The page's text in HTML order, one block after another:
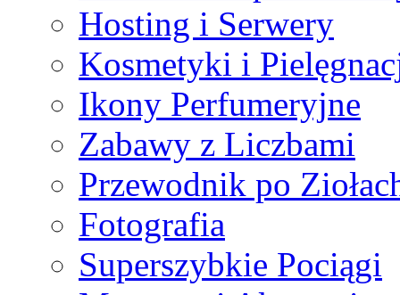
Hosting i Serwery
Kosmetyki i
Ikony Perfumeryjne
Zabawy z Liczbami
Przewodnik po
Fotografia
Superszybkie Pociągi